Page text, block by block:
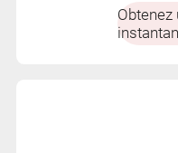
Obtenez